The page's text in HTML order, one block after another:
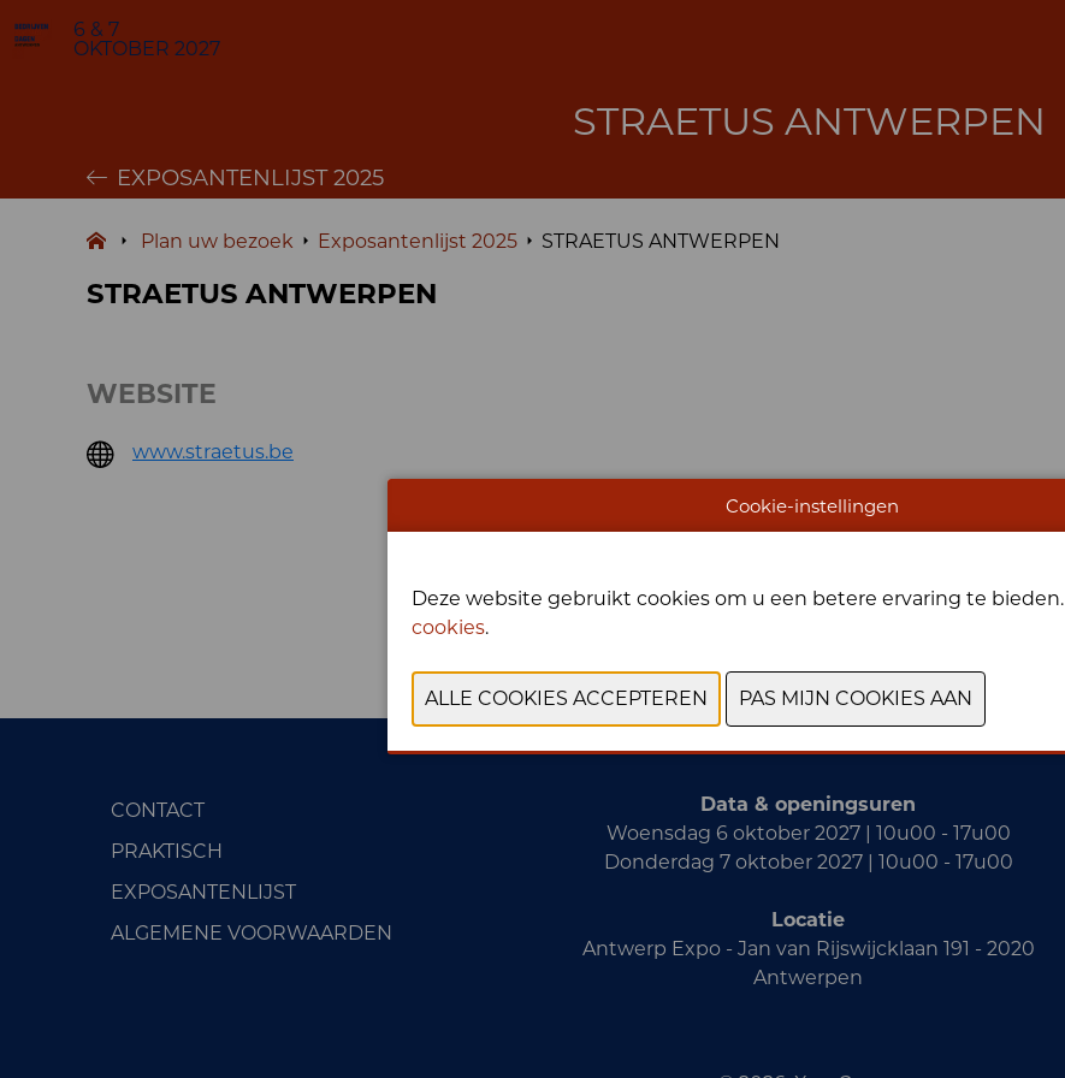
6 & 7
OKTOBER 2027
STRAETUS ANTWERPEN
EXPOSANTENLIJST 2025
Plan uw bezoek Exposantenlijst 2025 STRAETUS ANTWERPEN
STRAETUS ANTWERPEN
WEBSITE
www.straetus.be
CONTACT
PRAKTISCH
EXPOSANTENLIJST
ALGEMENE VOORWAARDEN
Data & openingsuren
Woensdag 6 oktober 2027 | 10u00 - 17u00
Donderdag 7 oktober 2027 | 10u00 - 17u00
Locatie
Antwerp Expo - Jan van Rijswijcklaan 191 - 2020
Antwerpen
Cookie-instellingen
Deze website gebruikt cookies om u een betere ervaring te bieden.
cookies.